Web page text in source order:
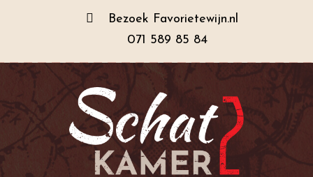
Bezoek Favorietewijn.nl
071 589 85 84